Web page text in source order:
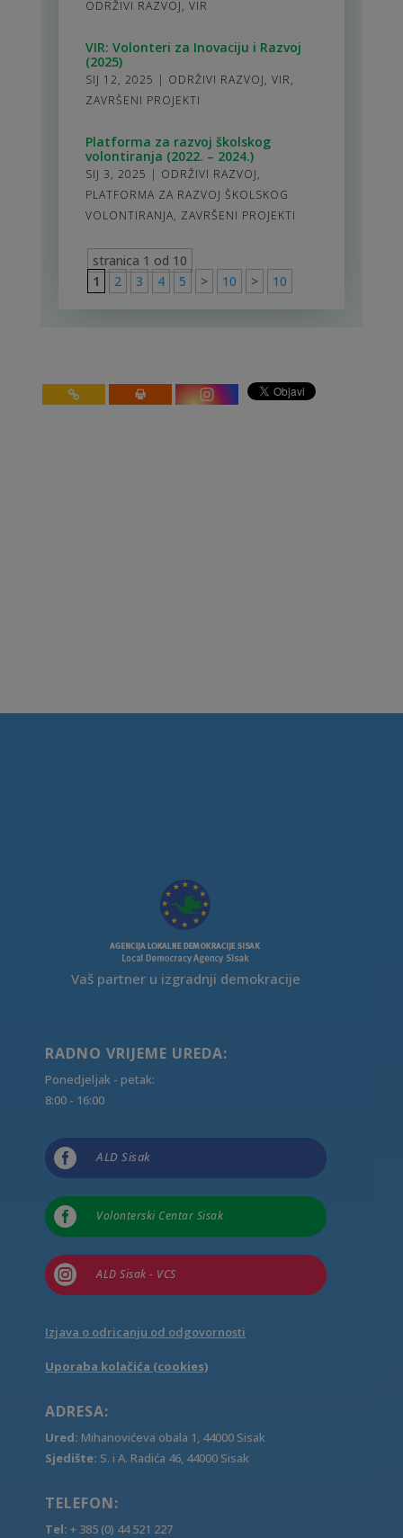
ODRŽIVI RAZVOJ, VIR
VIR: Volonteri za Inovaciju i Razvoj
(2025)
SIJ 12, 2025 | ODRŽIVI RAZVOJ, VIR,
ZAVRŠENI PROJEKTI
Platforma za razvoj školskog
volontiranja (2022. – 2024.)
SIJ 3, 2025 | ODRŽIVI RAZVOJ,
PLATFORMA ZA RAZVOJ ŠKOLSKOG
VOLONTIRANJA, ZAVRŠENI PROJEKTI
stranica 1 od 10
1
2 3 4 5 > 10 > 10
Vaš partner u izgradnji demokracije
RADNO VRIJEME UREDA:
Ponedjeljak - petak:
8:00 - 16:00
 ALD Sisak
 Volonterski Centar Sisak
 ALD Sisak - VCS
Izjava o odricanju od odgovornosti
Uporaba kolačića (cookies)
ADRESA:
Ured: Mihanovićeva obala 1, 44000 Sisak
Sjedište: S. i A. Radića 46, 44000 Sisak
TELEFON:
Tel: + 385 (0) 44 521 227